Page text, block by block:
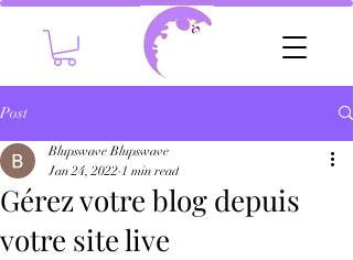
Post
Gérez votre blog depuis
votre site live
Blupswave Blupswave
Jan 24, 2022 1 min read